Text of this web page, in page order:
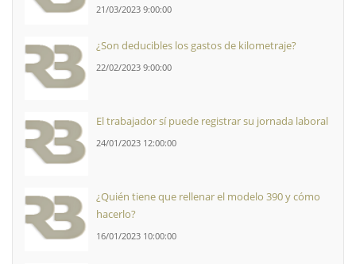
21/03/2023 9:00:00
¿Son deducibles los gastos de kilometraje?
22/02/2023 9:00:00
El trabajador sí puede registrar su jornada laboral
24/01/2023 12:00:00
¿Quién tiene que rellenar el modelo 390 y cómo
hacerlo?
16/01/2023 10:00:00